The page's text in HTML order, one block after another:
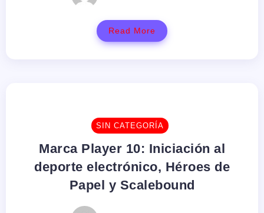
Read More
SIN CATEGORÍA
Marca Player 10: Iniciación al
deporte electrónico, Héroes de
Papel y Scalebound